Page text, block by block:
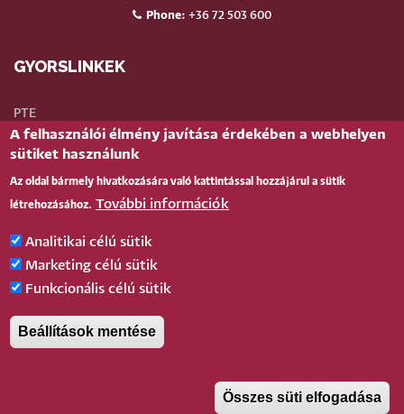
Phone: +36 72 503 600
GYORSLINKEK
PTE
Neptun
Webmail
Telefonkönyv
Teams
TÉR
(oktatói)
BELÉPÉS
Bejelentkezés
Pécsi Tudományegyetem |
- 2020.
A felhasználói élmény javítása érdekében a webhelyen
sütiket használunk
Az oldal bármely hivatkozására való kattintással hozzájárul a sütik
létrehozásához. További információk
Analitikai célú sütik
Marketing célú sütik
Funkcionális célú sütik
Beállítások mentése
Összes süti elfogadása